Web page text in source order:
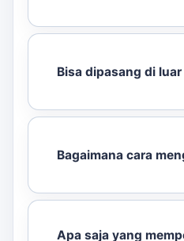
Bisa dipasang di
Bagaimana cara
Apa saja yang